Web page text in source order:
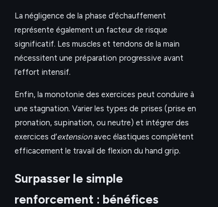
La négligence de la phase d’échauffement
représente également un facteur de risque
significatif. Les muscles et tendons de la main
nécessitent une préparation progressive avant
l’effort intensif.
Enfin, la monotonie des exercices peut conduire à
une stagnation. Varier les types de prises (prise en
pronation, supination, ou neutre) et intégrer des
exercices d’extensionavec élastiques complètent
efficacement le travail de flexion du hand grip.
Surpasser le simple
renforcement : bénéfices